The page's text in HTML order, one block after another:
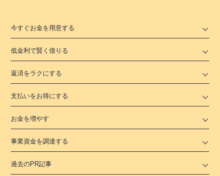
今すぐお金を用意する
低金利で賢く借りる
返済をラクにする
支払いをお得にする
お金を増やす
事業資金を調達する
過去のPR記事